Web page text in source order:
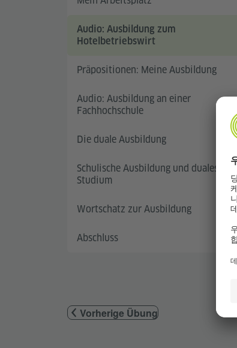
Audio: Ausbildung zum
Hotelbetriebswirt
Präpositionen: Meine Ausbildung
Audio: Ausbildung an einer
Fachhochschule
Die duale Ausbildung
Schulische Ausbildung und duales
Studium
Wortschatz zur Ausbildung
Abschluss
Vorherige Übung